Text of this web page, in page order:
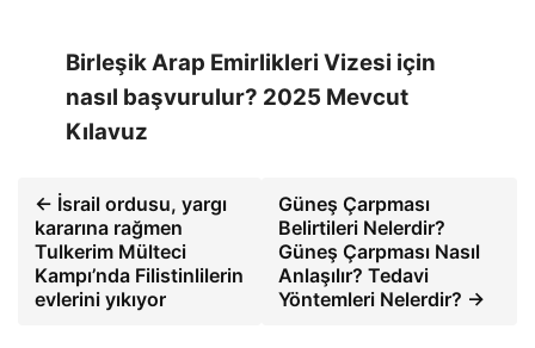
Birleşik Arap Emirlikleri Vizesi için
nasıl başvurulur? 2025 Mevcut
Kılavuz
← İsrail ordusu, yargı
kararına rağmen
Tulkerim Mülteci
Kampı’nda Filistinlilerin
evlerini yıkıyor
Güneş Çarpması
Belirtileri Nelerdir?
Güneş Çarpması Nasıl
Anlaşılır? Tedavi
Yöntemleri Nelerdir? →